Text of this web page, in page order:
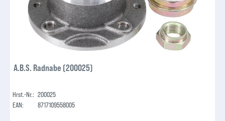
A.B.S. Radnabe (200025)
Hrst.-Nr.: 200025
EAN:
8717109558005